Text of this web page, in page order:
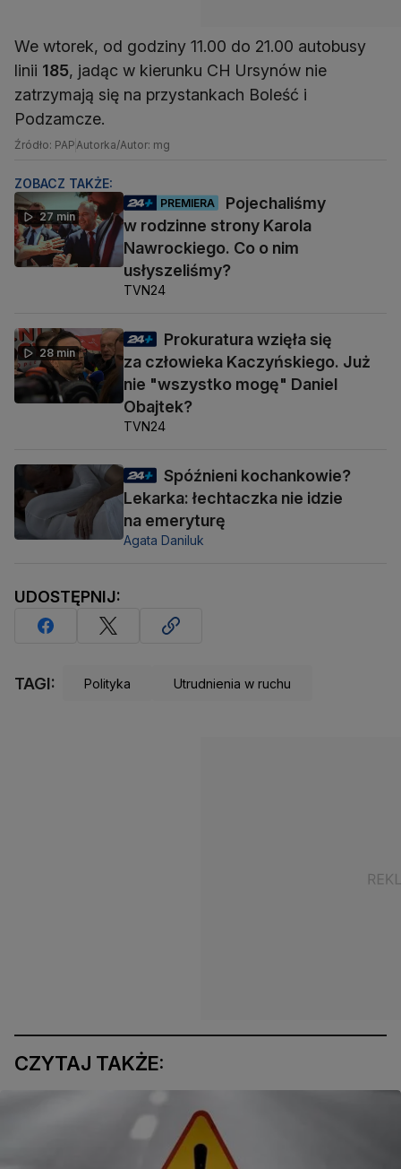
We wtorek, od godziny 11.00 do 21.00 autobusy
linii 185, jadąc w kierunku CH Ursynów nie
zatrzymają się na przystankach Boleść i
Podzamcze.
Źródło: PAPAutorka/Autor: mg
ZOBACZ TAKŻE:
27 min
PREMIERA
Pojechaliśmy
w rodzinne strony Karola
Nawrockiego. Co o nim
usłyszeliśmy?
TVN24
28 min
Prokuratura wzięła się
za człowieka Kaczyńskiego. Już
nie "wszystko mogę" Daniel
Obajtek?
TVN24
Spóźnieni kochankowie?
Lekarka: łechtaczka nie idzie
na emeryturę
Agata Daniluk
UDOSTĘPNIJ:
TAGI: Polityka Utrudnienia w ruchu
CZYTAJ TAKŻE: